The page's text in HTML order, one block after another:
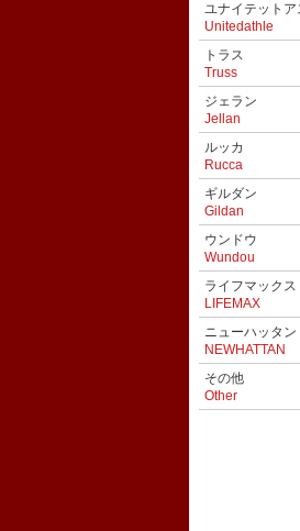
ユナイテットア
Unitedathle
トラス
Truss
ジェラン
Jellan
ルッカ
Rucca
ギルダン
Gildan
ウンドウ
Wundou
ライフマックス
LIFEMAX
ニューハッタン
NEWHATTAN
その他
Other